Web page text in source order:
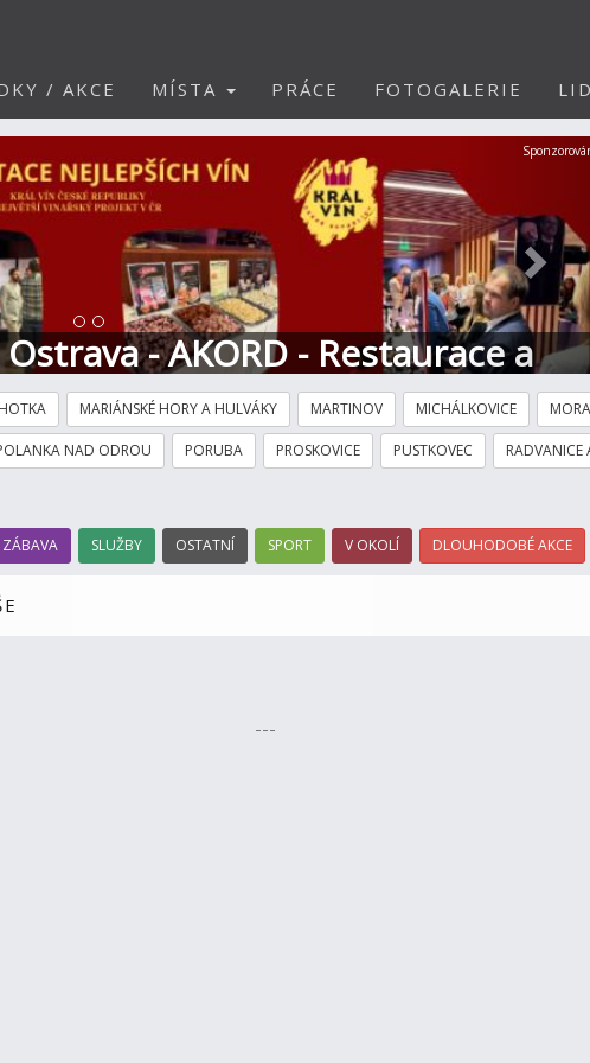
/ AKCE MÍSTA PRÁCE FOTOGALERIE
- AKORD - Restaurace a
Další
MARIÁNSKÉ HORY A HULVÁKY MARTINOV MICHÁLKOVICE
NAD ODROU PORUBA PROSKOVICE PUSTKOVEC RADVANICE
ZÁBAVA SLUŽBY OSTATNÍ SPORT V OKOLÍ DLOUHODOBÉ AKCE
---